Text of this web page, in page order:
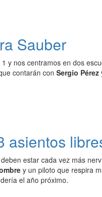
Sauber
y nos centramos en dos
contarán con Sergio
asientos
estar cada vez más
y un piloto que respira
el año próximo.